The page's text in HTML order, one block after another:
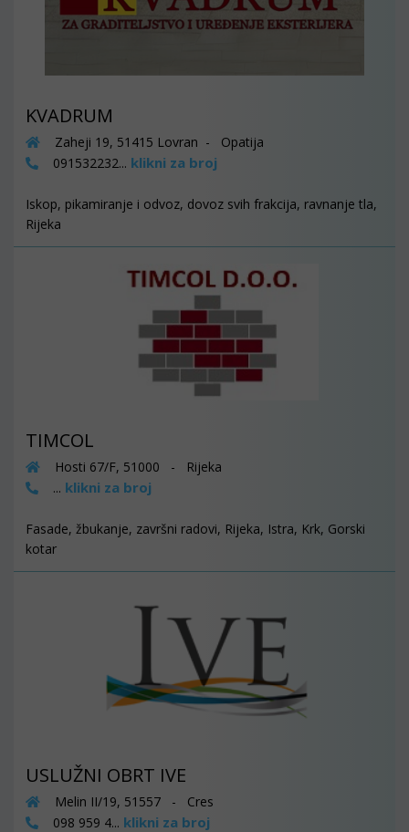
KVADRUM
Zaheji 19, 51415 Lovran - Opatija
091532232... klikni za broj
Iskop, pikamiranje i odvoz, dovoz svih frakcija, ravnanje tla,
Rijeka
TIMCOL
Hosti 67/F, 51000 - Rijeka
... klikni za broj
Fasade, žbukanje, završni radovi, Rijeka, Istra, Krk, Gorski
kotar
USLUŽNI OBRT IVE
Melin II/19, 51557 - Cres
098 959 4... klikni za broj